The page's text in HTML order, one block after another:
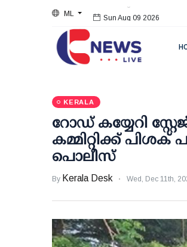
ML Sun Aug 09 2026
KERALA
റോഡ് കയ്യേറി
കമ്മിറ്റിക്ക്
പൊലീസ്
By Kerala Desk Wed, Dec 11th,